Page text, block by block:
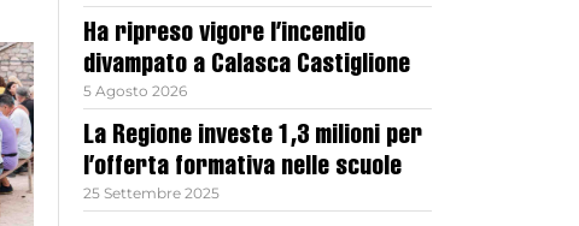
Ha ripreso vigore l’incendio
divampato a Calasca Castiglione
5 Agosto 2026
La Regione investe 1,3 milioni per
l’offerta formativa nelle scuole
25 Settembre 2025